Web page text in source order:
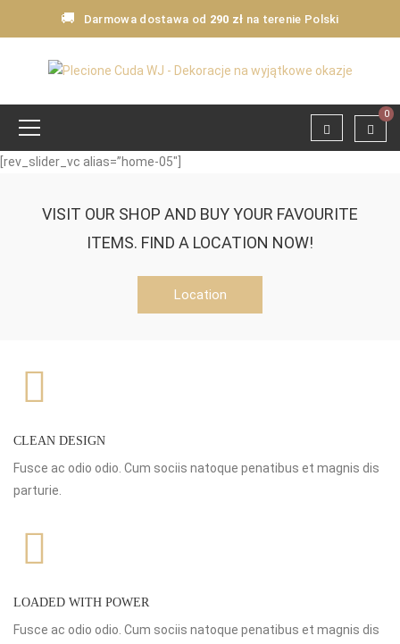
🚚 Darmowa dostawa od 290 zł na terenie Polski
0
[rev_slider_vc alias=”home-05″]
VISIT OUR SHOP AND BUY YOUR FAVOURITE
ITEMS. FIND A LOCATION NOW!
Location
CLEAN DESIGN
Fusce ac odio odio. Cum sociis natoque penatibus et magnis dis
parturie.
LOADED WITH POWER
Fusce ac odio odio. Cum sociis natoque penatibus et magnis dis